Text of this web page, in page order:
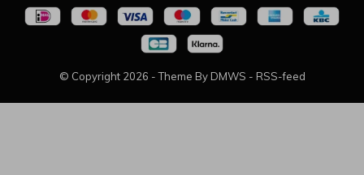
© Copyright 2026 - Theme By DMWS - RSS-feed